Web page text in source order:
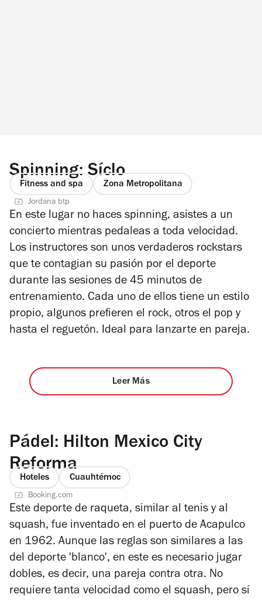
Spinning: Síclo
Fitness and spa Zona Metropolitana
Jordana btp
En este lugar no haces spinning, asistes a un
concierto mientras pedaleas a toda velocidad.
Los instructores son unos verdaderos rockstars
que te contagian su pasión por el deporte
durante las sesiones de 45 minutos de
entrenamiento. Cada uno de ellos tiene un estilo
propio, algunos preﬁeren el rock, otros el pop y
hasta el reguetón. Ideal para lanzarte en pareja.
Leer Más
Pádel: Hilton Mexico City
Reforma
Hoteles Cuauhtémoc
Booking.com
Este deporte de raqueta, similar al tenis y al
squash, fue inventado en el puerto de Acapulco
en 1962. Aunque las reglas son similares a las
del deporte 'blanco', en este es necesario jugar
dobles, es decir, una pareja contra otra. No
requiere tanta velocidad como el squash, pero sí